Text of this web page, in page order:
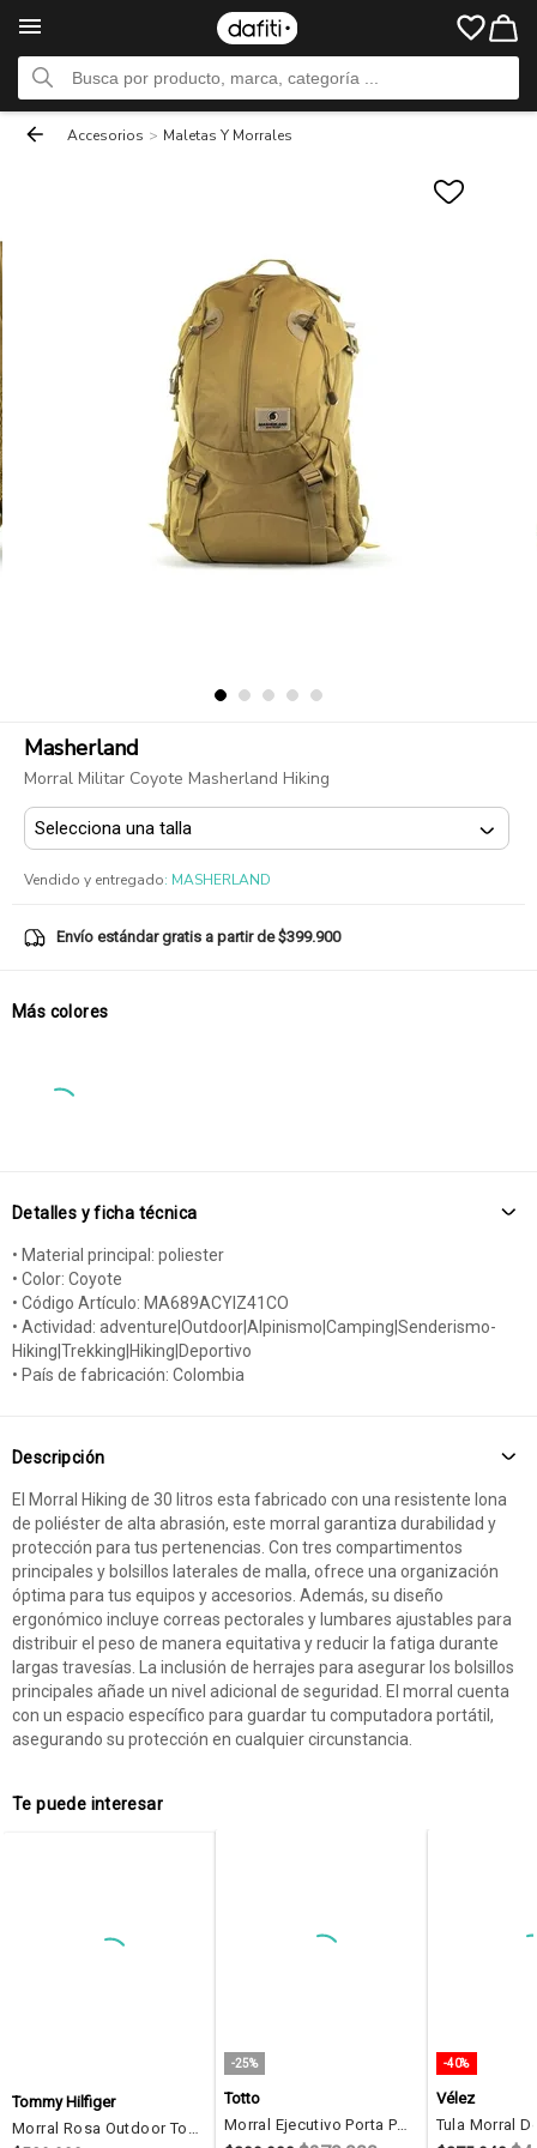
Accesorios > Maletas Y Morrales
Masherland
Morral Militar Coyote Masherland Hiking
Vendido y entregado: MASHERLAND
Envío estándar gratis a partir de $399.900
Más colores
Detalles y ficha técnica
• Material principal: poliester
• Color: Coyote
• Código Artículo: MA689ACYIZ41CO
• Actividad: adventure|Outdoor|Alpinismo|Camping|Senderismo-
Hiking|Trekking|Hiking|Deportivo
• País de fabricación: Colombia
Descripción
El Morral Hiking de 30 litros esta fabricado con una resistente lona
de poliéster de alta abrasión, este morral garantiza durabilidad y
protección para tus pertenencias. Con tres compartimentos
principales y bolsillos laterales de malla, ofrece una organización
óptima para tus equipos y accesorios. Además, su diseño
ergonómico incluye correas pectorales y lumbares ajustables para
distribuir el peso de manera equitativa y reducir la fatiga durante
largas travesías. La inclusión de herrajes para asegurar los bolsillos
principales añade un nivel adicional de seguridad. El morral cuenta
con un espacio específico para guardar tu computadora portátil,
asegurando su protección en cualquier circunstancia.
Te puede interesar
Tommy Hilfiger
Morral Rosa Outdoor Tommy Hilfiger
-25%
Totto
Morral Ejecutivo Porta PC 15" Datar 2.0 Azul Hombre
-40%
Vélez